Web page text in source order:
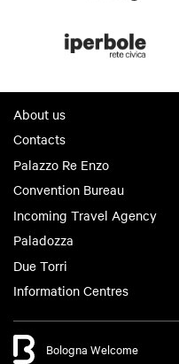
About us
Contacts
Palazzo Re Enzo
Convention Bureau
Incoming Travel Agency
Paladozza
Due Torri
Information Centres
Bologna Welcome